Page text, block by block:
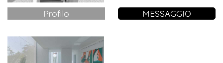
Profilo MESSAGGIO